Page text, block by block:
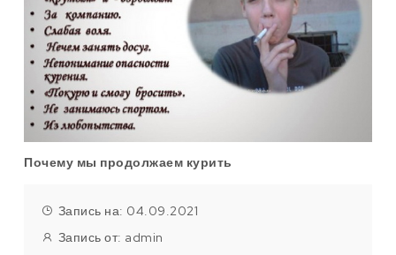
Почему мы продолжаем курить
Запись на: 04.09.2021
Запись от: admin